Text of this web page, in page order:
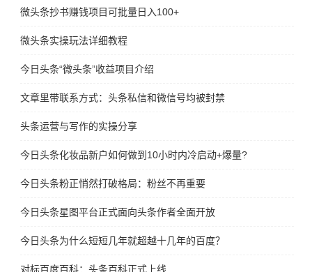
微头条抄书赚钱项目可批量日入100+
微头条实操玩法详细教程
今日头条“微头条”收益项目介绍
文章里带联系方式：头条私信和微信号均被封禁
头条运营与写作的实操分享
今日头条化妆品新户如何做到10小时内冷启动+爆量?
今日头条粉正悄然打破格局：粉丝不再重要
今日头条星图平台正式面向头条作者全面开放
今日头条为什么短短几年就超越十几年的百度？
对标百度百科：头条百科正式上线